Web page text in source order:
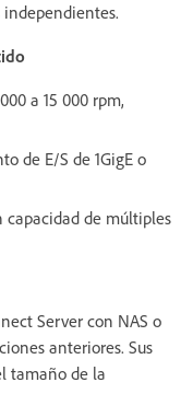
a 15 000 rpm,
de E/S de 1GigE o
capacidad de múltiples
Server con NAS o
anteriores. Sus
tamaño de la